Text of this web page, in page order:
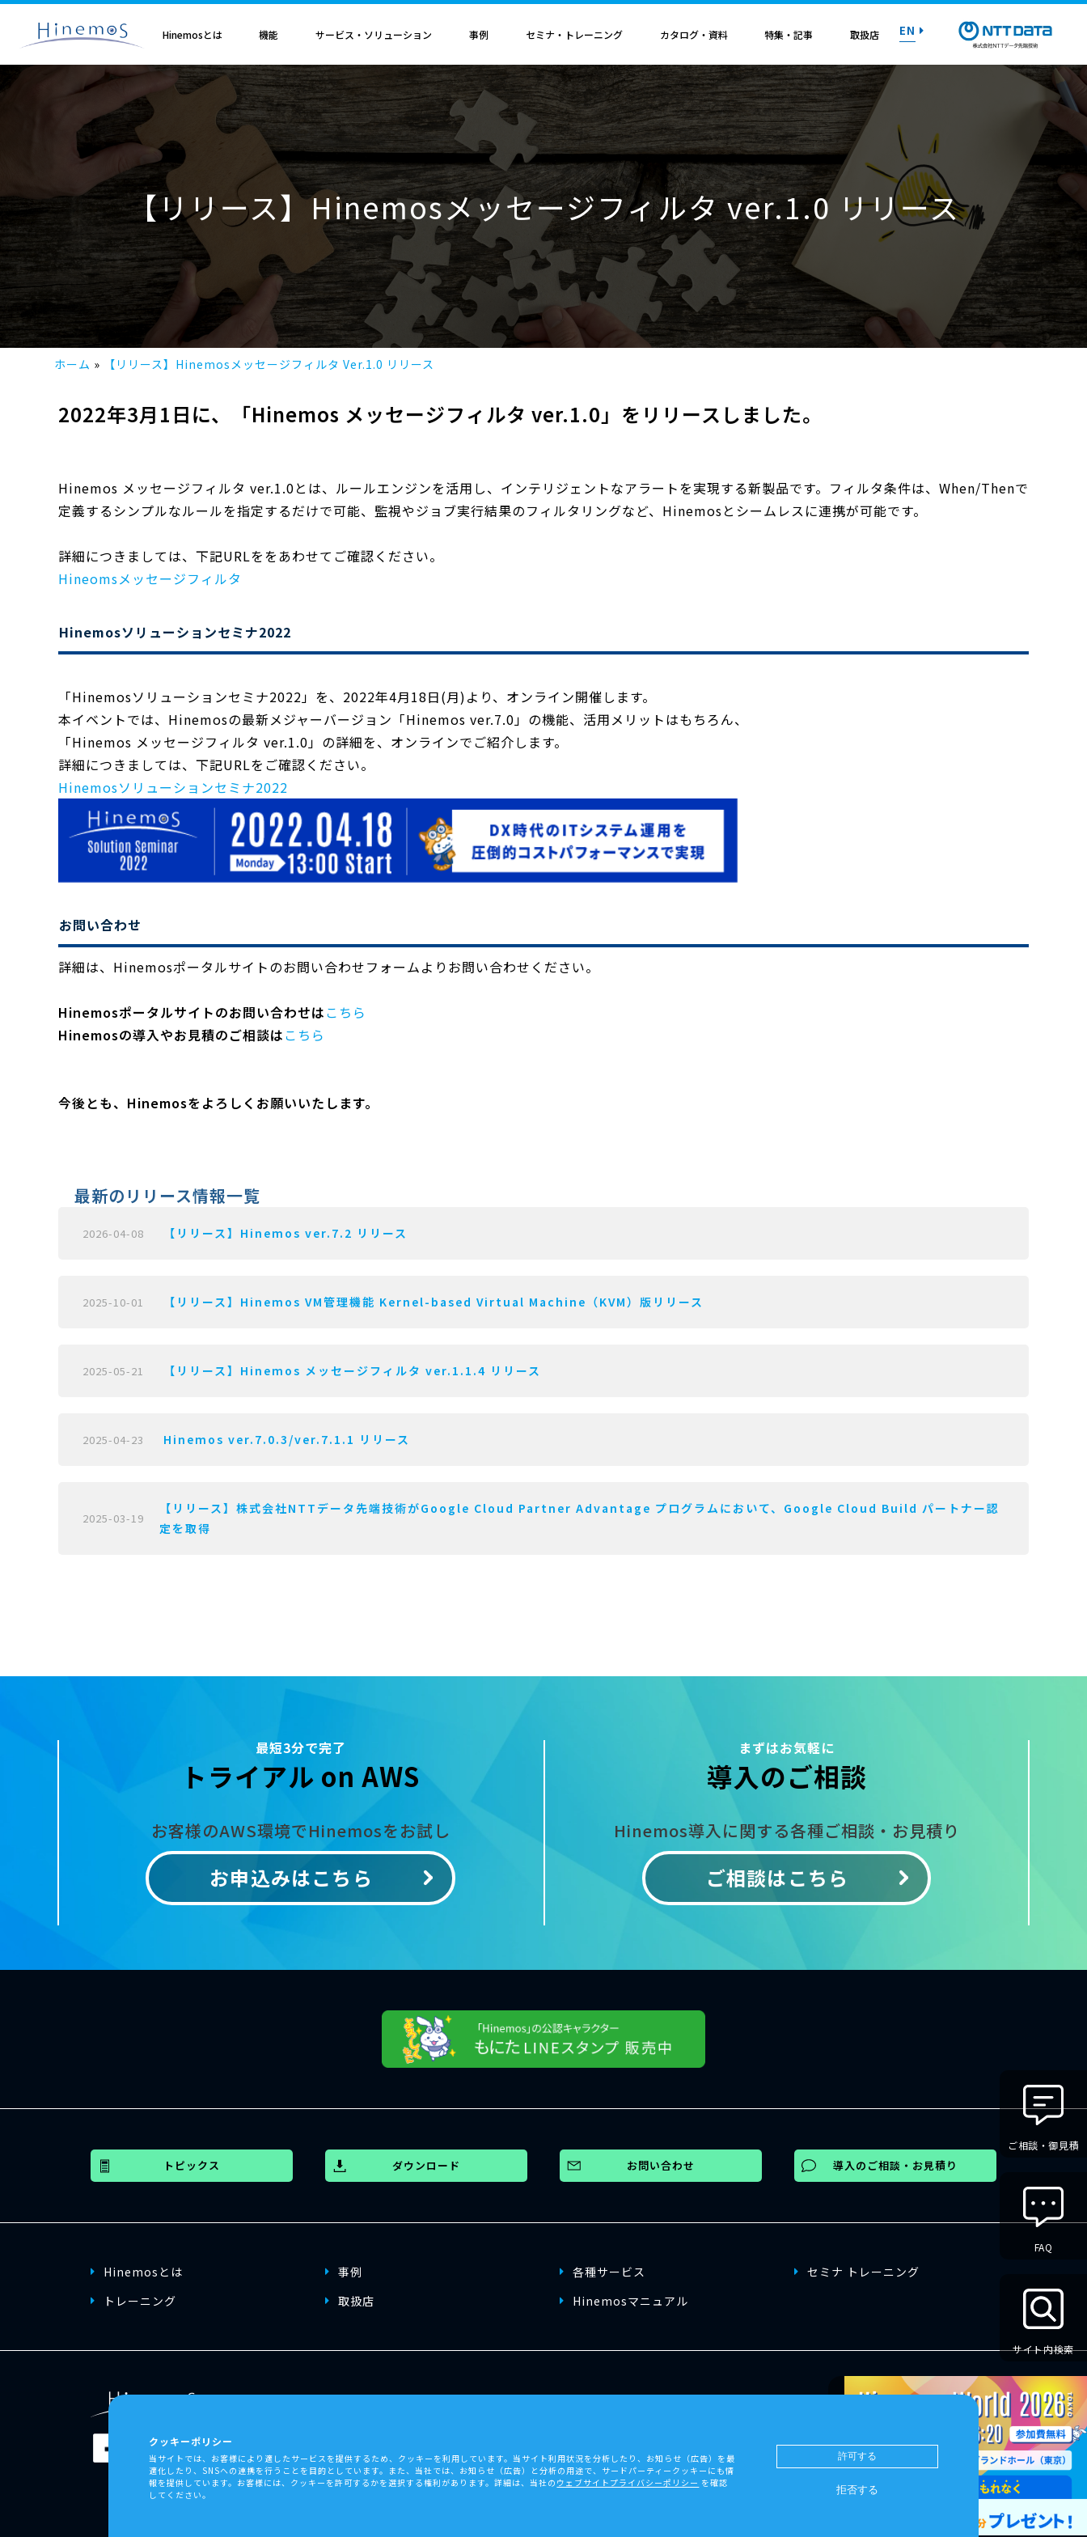
メ
テ
ツ
Hinemosとは
Hinemosとは
歩み・利用実績
Hinemosの利用実績
Hinemosの歩み
導入構成・動作環境
導入構成
動作環境
サポートサイクル
トライアル on AWS
マニュアル
お問い合わせ
機能
エンタープライズ
クラウド・VM管理
Hinemos メッセージフィルタ
Hineoms インシデントダッシュボード
Hinemos Migration Assistant
Hinemos AIエージェント
オプション
Hinemos ミッションクリティカルオプション
Hinemos セキュリティ ネットワーク診断オプション
Hinemos セキュリティ アプリケーション診断オプション
トライアル on AWS
マニュアル
お問い合わせ
サービス・ソリューション
サブスクリプション
Hinemosサブスクリプション
サービス
導入設計・構築支援サービス
Hinemosプロフェッショナル QAサービス
バージョンアップ支援サービス
データコンバートサービス
レポートカスタマイズサービス
他製品からの移行サービス
Hinemos インシデントダッシュボード テーブルカスタマイズサービス
Hinemosメッセージフィルタ 導入支援サービス
AI基盤による 異常検知支援サービス
ソリューション
SAP連携ソリューション
SAP HANA運用管理ソリューション
トライアル on AWS
マニュアル
お問い合わせ
事例
電気・ガス業 電気機器
金融・保険業 サービス業
教育、学習支援業 官公庁・自治体
NTTデータ事例 事例紹介インタビュー資料（PDF）
トライアル on AWS
マニュアル
お問い合わせ
セミナ・トレーニング
Hinemosセミナ
Hinemos World 2026
Hinemosソリューションセミナ2026
Hinemos World 2025
Hinemosソリューションセミナ2025
トレーニング・技術者認定
Hinemosトレーニング
技術者認定プログラム
カレンダ
Hinemosイベントカレンダ
トライアル on AWS
マニュアル
お問い合わせ
カタログ・資料 特集・記事
クラウド運用特集
製品移行特集
ITSM特集
セキュリティ運用特集
監視特集
ログ管理特集
基盤設定の自動化特集
APM特集
RBA特集
技術情報
Hinemos技術情報
外部サイト公開記事・書籍
記事
Hinemos記事
IT運用管理コラム
トライアル on AWS
マニュアル
お問い合わせ
取扱店
Hinemosアライアンス
Hinemosアライアンスとは
Hinemosアライアンス一覧
取扱店
Hinemos取扱企業一覧
トライアル on AWS
マニュアル
お問い合わせ
EN
【リリース】Hinemosメッセージフィルタ ver.1.0 リリース
ホーム 【リリース】Hinemosメッセージフィルタ Ver.1.0 リリース
2022年3月1日に、「Hinemos メッセージフィルタ ver.1.0」をリリースしました。
Hinemos メッセージフィルタ ver.1.0とは、ルールエンジンを活用し、インテリジェントなアラートを実現する新製品です。フィルタ条件は、When/Thenで
定義するシンプルなルールを指定するだけで可能、監視やジョブ実行結果のフィルタリングなど、Hinemosとシームレスに連携が可能です。
詳細につきましては、下記URLををあわせてご確認ください。
Hineomsメッセージフィルタ
Hinemosソリューションセミナ2022
「Hinemosソリューションセミナ2022」を、2022年4月18日(月)より、オンライン開催します。
本イベントでは、Hinemosの最新メジャーバージョン「Hinemos ver.7.0」の機能、活用メリットはもちろん、
「Hinemos メッセージフィルタ ver.1.0」の詳細を、オンラインでご紹介します。
詳細につきましては、下記URLを ご確認ください。
Hinemosソリューションセミナ2022
お問い合わせ
詳細は、Hinemosポータルサイトのお問い合わせフォームよりお問い合わせください。
Hinemosポータルサイトのお問い合わせはこちら
Hinemosの導入やお見積のご相談はこちら
今後とも、Hinemosをよろしくお願いいたします。
最新のリリース情報一覧
2026-04-08 【リリース】Hinemos ver.7.2 リリース
2025-10-01 【リリース】Hinemos VM管理機能 Kernel-based Virtual Machine（KVM）版リリース
2025-05-21 【リリース】Hinemos メッセージフィルタ ver.1.1.4 リリース
2025-04-23 Hinemos ver.7.0.3/ver.7.1.1 リリース
2025-03-19
【リリース】株式会社NTTデータ先端技術がGoogle Cloud Partner Advantage プログラムにおいて、Google Cloud Build パートナー認
定を取得
最短3分で完了
トライアル on AWS
お客様のAWS環境でHinemosをお試し
お申込みはこちら
まずはお気軽に
導入のご相談
Hinemos導入に関する各種ご相談・お見積り
ご相談はこちら
トピックス ダウンロード お問い合わせ 導入のご相談・お見積り
Hinemosとは 事例 各種サービス
セミナ トレーニング
トレーニング
取扱店 Hinemosマニュアル
サイトマップ 著作権・商標について
よくある質問
ウェブサイトプライバシーポリシー
個人情報の取扱について
ご相談・御見積
FAQ
サイト内検索
クッキーポリシー
当サイトでは、お客様により適したサービスを提供するため、クッキーを利用しています。当サイト利用状況を分析したり、お知らせ（広告）を最
適化したり、SNSへの連携を行うことを目的としています。また、当社では、お知らせ（広告）と分析の用途で、サードパーティークッキーにも情
報を提供しています。お客様には、クッキーを許可するかを選択する権利があります。詳細は、当社の ウェブサイトプライバシーポリシー を確認
してください。
許可する
拒否する